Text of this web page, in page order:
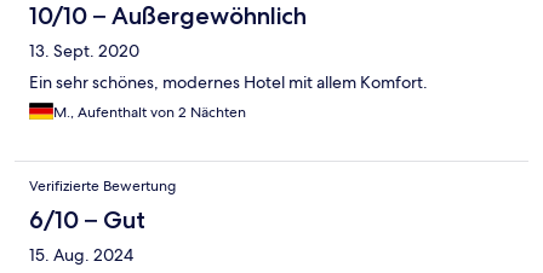
10/10 – Außergewöhnlich
13. Sept. 2020
Ein sehr schönes, modernes Hotel mit allem Komfort.
M., Aufenthalt von 2 Nächten
Verifizierte Bewertung
6/10 – Gut
15. Aug. 2024